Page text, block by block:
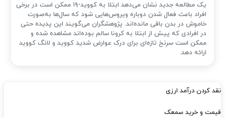
یک مطالعه جدید نشان می‌دهد ابتلا به کووید-۱۹ ممکن است در برخی
افراد باعث فعال شدن دوباره ویروس‌هایی شود که سال‌ها به‌صورت
خاموش در بدن باقی مانده‌اند. پژوهشگران می‌گویند این پدیده حتی
در افرادی که پیش از ابتلا به کرونا سالم بوده‌اند مشاهده شده و
ممکن است سرنخ تازه‌ای برای درک عوارض شدید کووید و لانگ کووید
ارائه دهد.
نقد کردن درآمد ارزی
قیمت و خرید سمعک